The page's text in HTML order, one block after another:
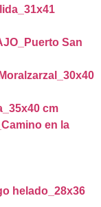
San
cm
en la
helado_28x36